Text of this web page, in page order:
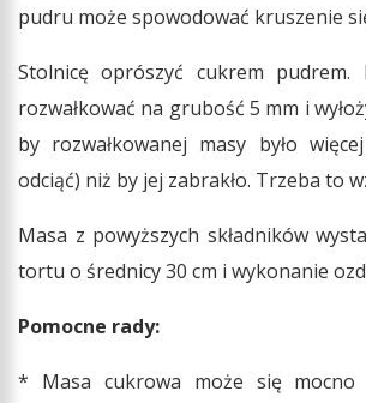
pudru może spowodować kruszenie
Stolnicę oprószyć cukrem pudrem.
rozwałkować na grubość 5 mm i
by rozwałkowanej masy było
odciąć) niż by jej zabrakło. Trzeba to
Masa z powyższych składników
tortu o średnicy 30 cm i wykonanie
Pomocne rady:
* Masa cukrowa może się